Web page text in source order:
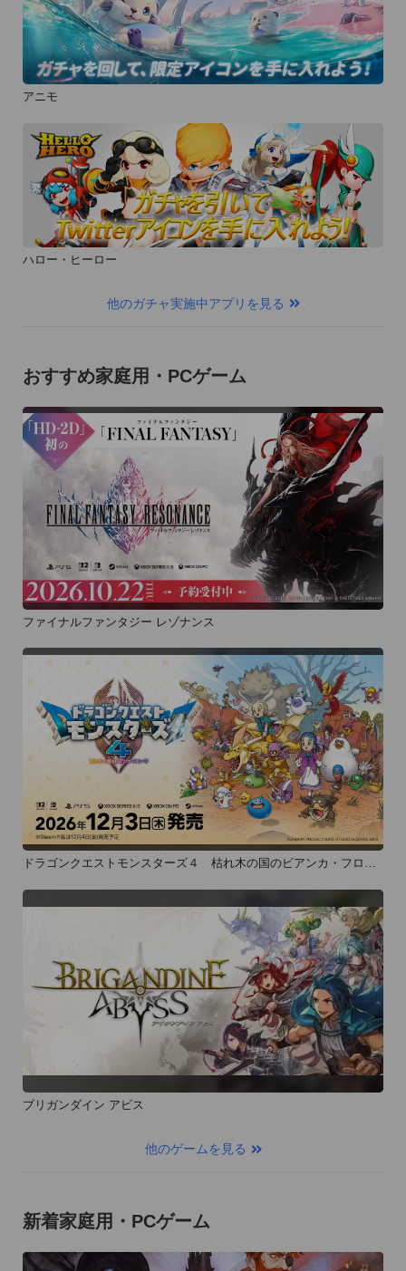
アニモ
ハロー・ヒーロー
他のガチャ実施中アプリを見る
おすすめ家庭用・PCゲーム
ファイナルファンタジー レゾナンス
ドラゴンクエストモンスターズ４ 枯れ木の国のビアンカ・フロー
ブリガンダイン アビス
他のゲームを見る
新着家庭用・PCゲーム